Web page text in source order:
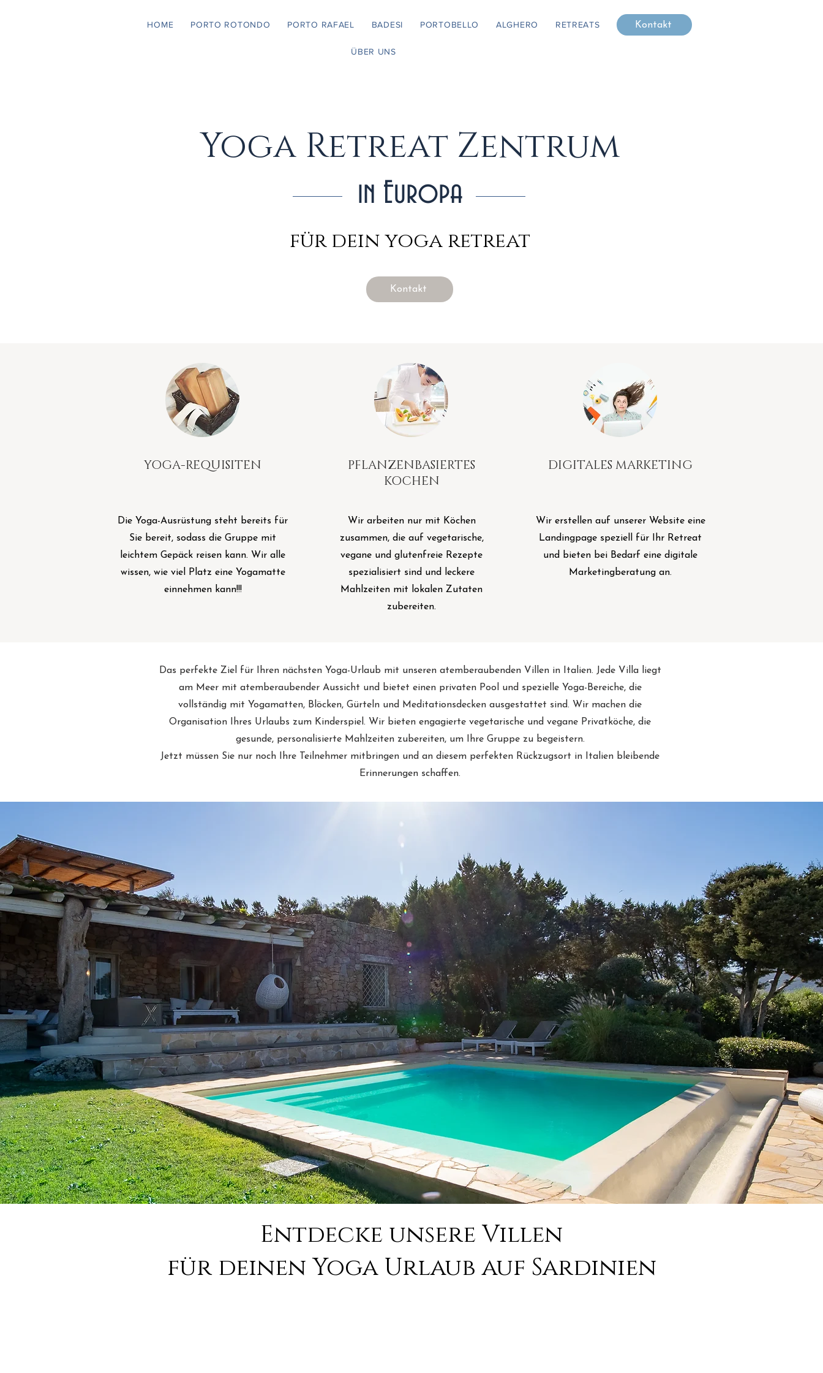
HOME PORTO ROTONDO PORTO RAFAEL BADESI PORTOBELLO ALGHERO RETREATS
ÜBER UNS
Kontakt
Yoga Retreat Zentrum
in Europa
für dein yoga retreat
Kontakt
YOGA-REQUISITEN
Die Yoga-Ausrüstung steht bereits für
Sie bereit, sodass die Gruppe mit
leichtem Gepäck reisen kann. Wir alle
wissen, wie viel Platz eine Yogamatte
einnehmen kann!!!
PFLANZENBASIERTES
KOCHEN
Wir arbeiten nur mit Köchen
zusammen, die auf vegetarische,
vegane und glutenfreie Rezepte
spezialisiert sind und leckere
Mahlzeiten mit lokalen Zutaten
zubereiten.
DIGITALES MARKETING
Wir erstellen auf unserer Website eine
Landingpage speziell für Ihr Retreat
und bieten bei Bedarf eine digitale
Marketingberatung an.
Das perfekte Ziel für Ihren nächsten Yoga-Urlaub mit unseren atemberaubenden Villen in Italien. Jede Villa liegt
am Meer mit atemberaubender Aussicht und bietet einen privaten Pool und spezielle Yoga-Bereiche, die
vollständig mit Yogamatten, Blöcken, Gürteln und Meditationsdecken ausgestattet sind. Wir machen die
Organisation Ihres Urlaubs zum Kinderspiel. Wir bieten engagierte vegetarische und vegane Privatköche, die
gesunde, personalisierte Mahlzeiten zubereiten, um Ihre Gruppe zu begeistern.
Jetzt müssen Sie nur noch Ihre Teilnehmer mitbringen und an diesem perfekten Rückzugsort in Italien bleibende
Erinnerungen schaffen.
Entdecke unsere Villen
für deinen Yoga Urlaub auf Sardinien